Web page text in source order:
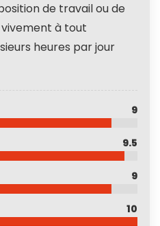
de travail ou de
à tout
heures par jour
9
9.5
9
10